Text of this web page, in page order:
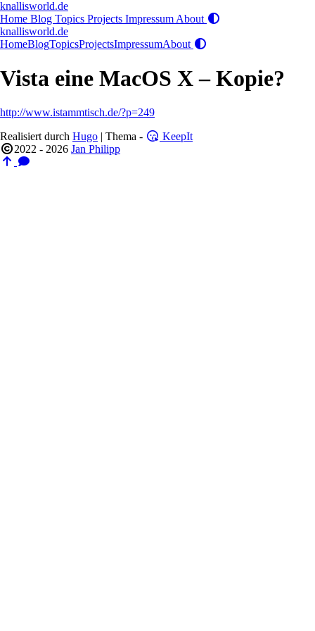
knallisworld.de
Home Blog Topics Projects Impressum About
knallisworld.de
HomeBlogTopicsProjectsImpressumAbout
Vista eine MacOS X – Kopie?
http://www.istammtisch.de/?p=249
Realisiert durch Hugo | Thema -
KeepIt
2022 - 2026 Jan Philipp